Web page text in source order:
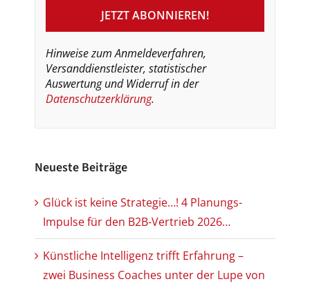
Hinweise zum Anmeldeverfahren,
Versanddienstleister, statistischer
Auswertung und Widerruf in der
Datenschutzerklärung.
Neueste Beiträge
Glück ist keine Strategie…! 4 Planungs-
Impulse für den B2B-Vertrieb 2026…
Künstliche Intelligenz trifft Erfahrung –
zwei Business Coaches unter der Lupe von